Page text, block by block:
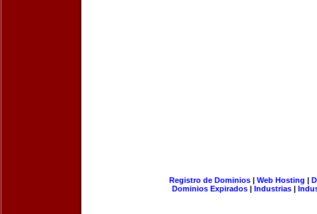
Registro de Dominios| Web Hosting |
Dominios Expirados | Industrias |